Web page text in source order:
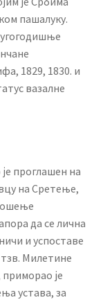
пашалуку.
1829, 1830. и
вазалне
проглашен на
на Сретење,
да се лична
и успоставе
Милетине
приморао је
устава, за